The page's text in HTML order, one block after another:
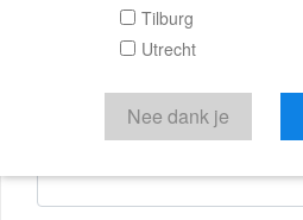
Door een bericht te sturen kom
aanbieder of makelaar van de
Tilburg
Utrecht
Nee dank je